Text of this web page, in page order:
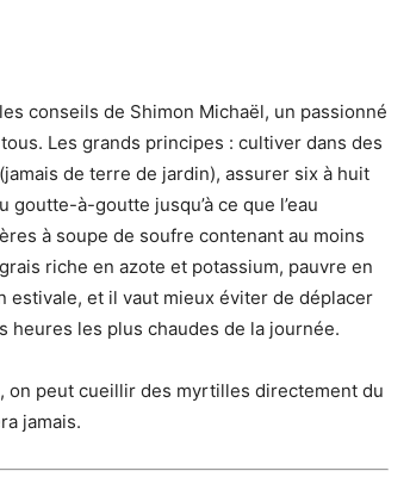
conseils de Shimon Michaël, un passionné
Les grands principes : cultiver dans des
de terre de jardin), assurer six à huit
à-goutte jusqu’à ce que l’eau
à soupe de soufre contenant au moins
riche en azote et potassium, pauvre en
estivale, et il vaut mieux éviter de déplacer
heures les plus chaudes de la journée.
on peut cueillir des myrtilles directement du
jamais.